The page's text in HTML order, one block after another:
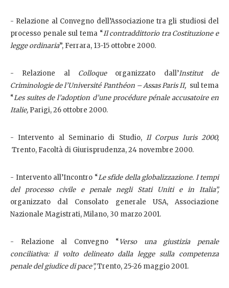
- Relazione al Convegno dell’Associazione tra gli studiosi del
processo penale sul tema “Il contraddittorio tra Costituzione e
legge ordinaria”, Ferrara, 13-15 ottobre 2000.
- Relazione al Colloque organizzato dall’Institut de
Criminologie de l’Université Panthéon – Assas Paris II, sul tema
“Les suites de l’adoption d’une procédure pénale accusatoire en
Italie, Parigi, 26 ottobre 2000.
- Intervento al Seminario di Studio, Il Corpus Iuris 2000,
Trento, Facoltà di Giurisprudenza, 24 novembre 2000.
- Intervento all’Incontro “Le sfide della globalizzazione. I tempi
del processo civile e penale negli Stati Uniti e in Italia”,
organizzato dal Consolato generale USA, Associazione
Nazionale Magistrati, Milano, 30 marzo 2001.
- Relazione al Convegno “Verso una giustizia penale
conciliativa: il volto delineato dalla legge sulla competenza
penale del giudice di pace”,Trento, 25-26 maggio 2001.